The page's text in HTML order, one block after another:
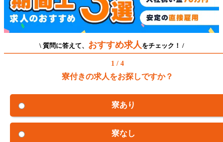
\ 質問に答えて、 おすすめ求人 をチェック！ /
1 / 4
寮付きの求人をお探しですか？
寮あり
寮なし